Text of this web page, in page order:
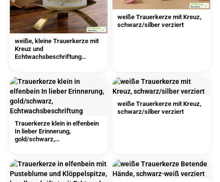
weiße, kleine Trauerkerze mit
Kreuz und
Echtwachsbeschriftung
weiße Trauerkerze mit Kreuz,
schwarz/silber verziert
Trauerkerze klein in elfenbein
In lieber Erinnerung,
gold/schwarz,
weiße Trauerkerze mit Kreuz,
schwarz/silber verziert